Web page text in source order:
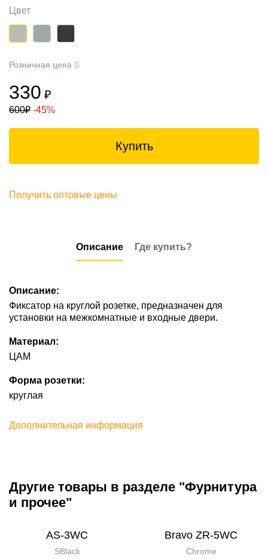
Цвет
Розничная цена
330 ₽
600₽ -45%
Купить
Получить оптовые цены
Описание Где купить?
Описание:
Фиксатор на круглой розетке, предназначен для
установки на межкомнатные и входные двери.
Материал:
ЦАМ
Форма розетки:
круглая
Дополнительная информация
Другие товары в разделе "Фурнитура
и прочее"
AS-3WC
SBlack
Bravo ZR-5WC
Chrome